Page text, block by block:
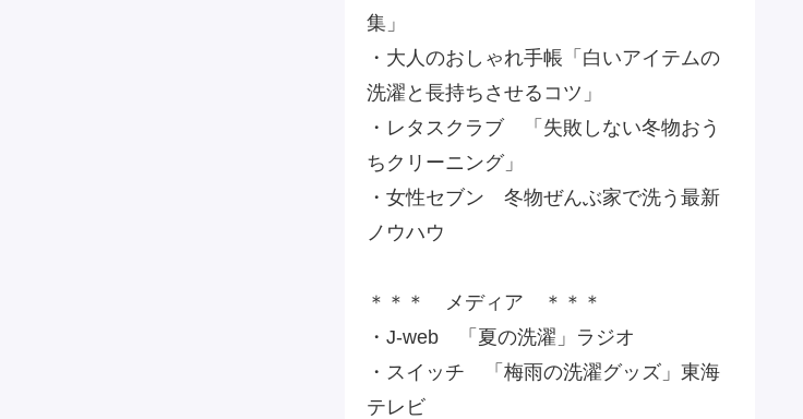
集」
・大人のおしゃれ手帳「白いアイテムの
洗濯と長持ちさせるコツ」
・レタスクラブ 「失敗しない冬物おう
ちクリーニング」
・女性セブン 冬物ぜんぶ家で洗う最新
ノウハウ
＊＊＊ メディア ＊＊＊
・J-web 「夏の洗濯」ラジオ
・スイッチ 「梅雨の洗濯グッズ」東海
テレビ